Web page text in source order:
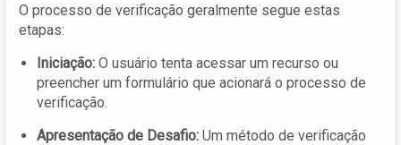
O processo de verificação geralmente segue estas
etapas:
Iniciação: O usuário tenta acessar um recurso ou
preencher um formulário que acionará o processo de
verificação.
Apresentação de Desafio: Um método de verificação